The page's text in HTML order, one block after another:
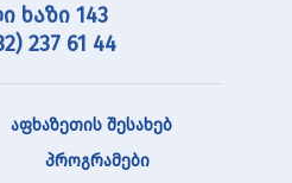
ხაზი 143
237 61 44
აფხაზეთის შესახებ
პროგრამები